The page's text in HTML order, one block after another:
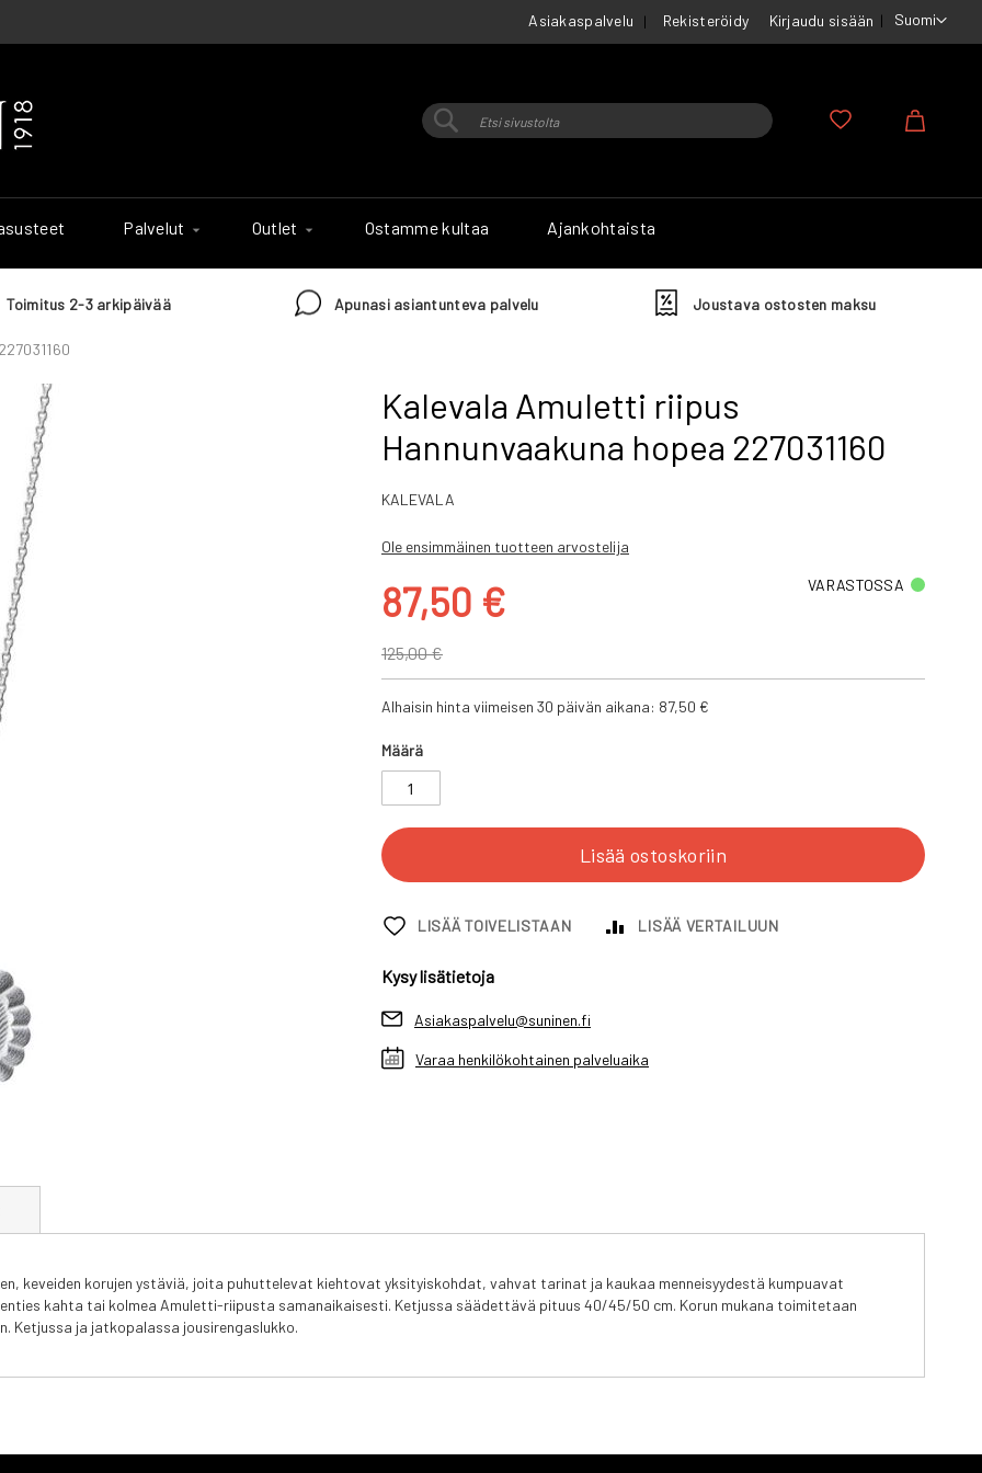
Asiakaspalvelu
Suomi
Rekisteröidy Kirjaudu sisään
Haku
Palvelut Outlet Ostamme kultaa Ajankohtaista
Toimitus 2-3 arkipäivää Apunasi asiantunteva palvelu Joustava ostosten maksu
Kalevala Amuletti riipus
Hannunvaakuna hopea 227031160
KALEVALA
Ole ensimmäinen tuotteen arvostelija
Tarjoushinta
87,50 €
125,00 €
VARASTOSSA
Alhaisin hinta viimeisen 30 päivän aikana: 87,50 €
Määrä
Lisää ostoskoriin
LISÄÄ TOIVELISTAAN LISÄÄ VERTAILUUN
Kysy lisätietoja
Asiakaspalvelu@suninen.fi
Varaa henkilökohtainen palveluaika
keveiden korujen ystäviä, joita puhuttelevat kiehtovat yksityiskohdat, vahvat tarinat ja kaukaa menneisyydestä kumpuavat
kahta tai kolmea Amuletti-riipusta samanaikaisesti. Ketjussa säädettävä pituus 40/45/50 cm. Korun mukana toimitetaan
Ketjussa ja jatkopalassa jousirengaslukko.